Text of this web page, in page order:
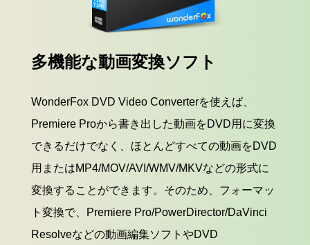
多機能な動画変換ソフト
WonderFox DVD Video Converterを使えば、
Premiere Proから書き出した動画をDVD用に変換
できるだけでなく、ほとんどすべての動画をDVD
用またはMP4/MOV/AVI/WMV/MKVなどの形式に
変換することができます。そのため、フォーマッ
ト変換で、Premiere Pro/PowerDirector/DaVinci
Resolveなどの動画編集ソフトやDVD